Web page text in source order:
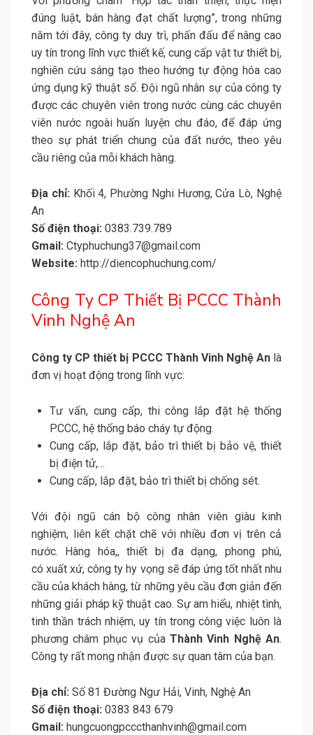
đúng luật, bán hàng đạt chất lượng”, trong những
năm tới đây, công ty duy trì, phấn đấu để nâng cao
uy tín trong lĩnh vực thiết kế, cung cấp vật tư thiết bị,
nghiên cứu sáng tạo theo hướng tự động hóa cao
ứng dụng kỹ thuật số. Đội ngũ nhân sự của công ty
được các chuyên viên trong nước cùng các chuyên
viên nước ngoài huấn luyện chu đáo, để đáp ứng
theo sự phát triển chung của đất nước, theo yêu
cầu riêng của mỗi khách hàng.
Địa chỉ: Khối 4, Phường Nghi Hương, Cửa Lò, Nghệ
An
Số điện thoại: 0383.739.789
Gmail: Ctyphuchung37@gmail.com
Website: http://diencophuchung.com/
Công Ty CP Thiết Bị PCCC Thành
Vinh Nghệ An
Công ty CP thiết bị PCCC Thành Vinh Nghệ An là
đơn vị hoạt động trong lĩnh vực:
Tư vấn, cung cấp, thi công lắp đặt hệ thống
PCCC, hệ thống báo cháy tự động.
Cung cấp, lắp đặt, bảo trì thiết bị bảo vệ, thiết
bị điện tử,…
Cung cấp, lắp đặt, bảo trì thiết bị chống sét.
Với đội ngũ cán bộ công nhân viên giàu kinh
nghiệm, liên kết chặt chẽ với nhiều đơn vị trên cả
nước. Hàng hóa,, thiết bị đa dạng, phong phú,
có xuất xứ, công ty hy vọng sẽ đáp ứng tốt nhất nhu
cầu của khách hàng, từ những yêu cầu đơn giản đến
những giải pháp kỹ thuật cao. Sự am hiểu, nhiệt tình,
tinh thần trách nhiệm, uy tín trong công việc luôn là
phương châm phục vụ của Thành Vinh Nghệ An.
Công ty rất mong nhận được sự quan tâm của bạn.
Địa chỉ: Số 81 Đường Ngư Hải, Vinh, Nghệ An
Số điện thoại: 0383 843 679
Gmail: hungcuongpcccthanhvinh@gmail.com